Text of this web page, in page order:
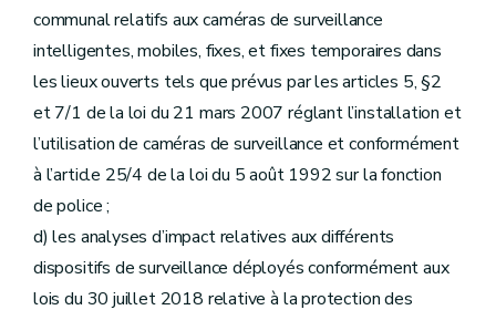
communal relatifs aux caméras de surveillance
intelligentes, mobiles, fixes, et fixes temporaires dans
les lieux ouverts tels que prévus par les articles 5, §2
et 7/1 de la loi du 21 mars 2007 réglant l’installation et
l’utilisation de caméras de surveillance et conformément
à l’article 25/4 de la loi du 5 août 1992 sur la fonction
de police ;
d) les analyses d’impact relatives aux différents
dispositifs de surveillance déployés conformément aux
lois du 30 juillet 2018 relative à la protection des